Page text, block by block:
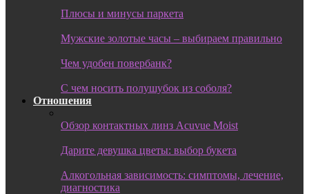
Плюсы и минусы паркета
Мужские золотые часы – выбираем правильно
Чем удобен повербанк?
С чем носить полушубок из соболя?
Отношения
Обзор контактных линз Acuvue Moist
Дарите девушка цветы: выбор букета
Алкогольная зависимость: симптомы, лечение,
диагностика